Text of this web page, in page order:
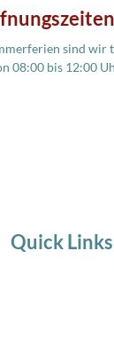
sind
08:00 bis 12:00
Quick Links